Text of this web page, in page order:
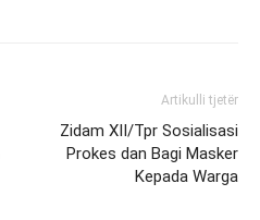
Artikulli tjetër
Zidam XII/Tpr Sosialisasi
Prokes dan Bagi Masker
Kepada Warga